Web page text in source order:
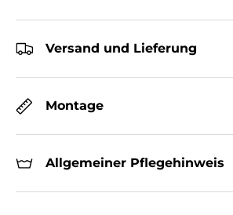
Versand und Lieferung
Montage
Allgemeiner Pflegehinweis